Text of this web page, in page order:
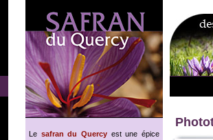
Le safran du Quercy est une épice